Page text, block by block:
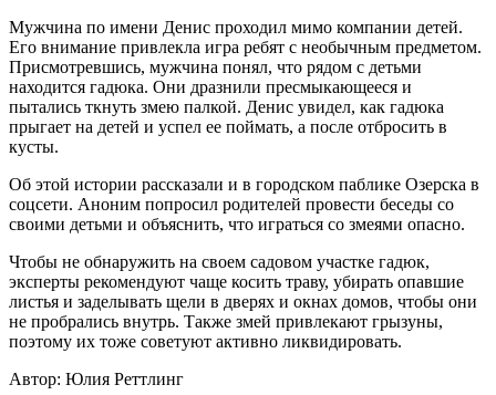
Мужчина по имени Денис проходил мимо компании детей.
Его внимание привлекла игра ребят с необычным предметом.
Присмотревшись, мужчина понял, что рядом с детьми
находится гадюка. Они дразнили пресмыкающееся и
пытались ткнуть змею палкой. Денис увидел, как гадюка
прыгает на детей и успел ее поймать, а после отбросить в
кусты.
Об этой истории рассказали и в городском паблике Озерска в
соцсети. Аноним попросил родителей провести беседы со
своими детьми и объяснить, что играться со змеями опасно.
Чтобы не обнаружить на своем садовом участке гадюк,
эксперты рекомендуют чаще косить траву, убирать опавшие
листья и заделывать щели в дверях и окнах домов, чтобы они
не пробрались внутрь. Также змей привлекают грызуны,
поэтому их тоже советуют активно ликвидировать.
Автор: Юлия Реттлинг